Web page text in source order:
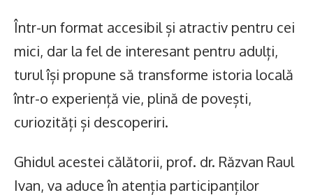
Într-un format accesibil și atractiv pentru cei
mici, dar la fel de interesant pentru adulți,
turul își propune să transforme istoria locală
într-o experiență vie, plină de povești,
curiozități și descoperiri.
Ghidul acestei călătorii, prof. dr. Răzvan Raul
Ivan, va aduce în atenția participanților